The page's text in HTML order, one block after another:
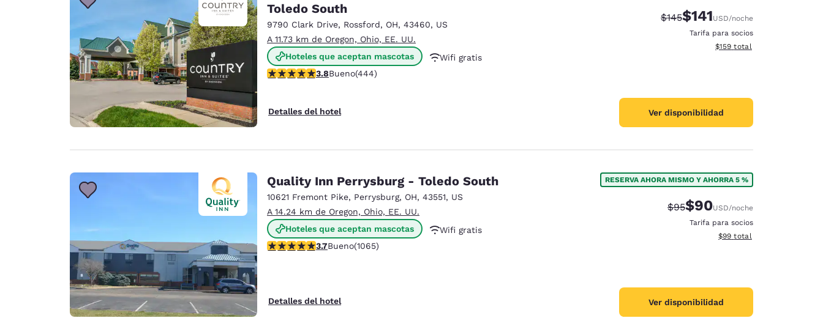
Toledo South
9790 Clark Drive, Rossford, OH, 43460, US
A 11.73 km de Oregon, Ohio, EE. UU.
Hoteles que aceptan mascotas
Wifi gratis
Desayuno caliente gratis
Calificación de 3.79 estrellas. Bueno. 444 reseñas
3.8Bueno(444)
Detalles del hotel
Tarifa tachada:
$145Tarifa reducida:
$141USD/noche
Tarifa para socios
Ver detalles totales
$159 total
Ver disponibilidad
Quality Inn Perrysburg - Toledo South
10621 Fremont Pike, Perrysburg, OH, 43551, US
A 14.24 km de Oregon, Ohio, EE. UU.
Hoteles que aceptan mascotas
Wifi gratis
Desayuno caliente gratis
Calificación de 3.71 estrellas. Bueno. 1065 reseñas
3.7Bueno(1065)
Detalles del hotel
RESERVA AHORA MISMO Y AHORRA 5 %
Tarifa tachada:
$95Tarifa reducida:
$90USD/noche
Tarifa para socios
Ver detalles totales
$99 total
Ver disponibilidad